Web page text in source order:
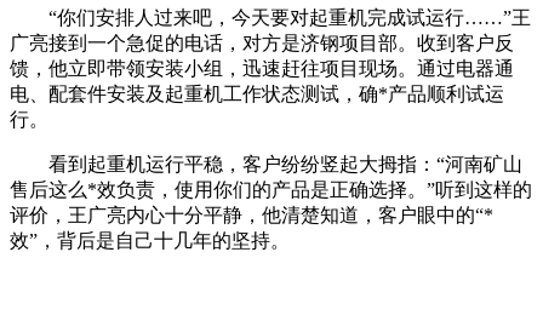
“你们安排人过来吧，今天要对起重机完成试运行……”王
广亮接到一个急促的电话，对方是济钢项目部。收到客户反
馈，他立即带领安装小组，迅速赶往项目现场。通过电器通
电、配套件安装及起重机工作状态测试，确*产品顺利试运
行。
看到起重机运行平稳，客户纷纷竖起大拇指：“河南矿山
售后这么*效负责，使用你们的产品是正确选择。”听到这样的
评价，王广亮内心十分平静，他清楚知道，客户眼中的“*
效”，背后是自己十几年的坚持。